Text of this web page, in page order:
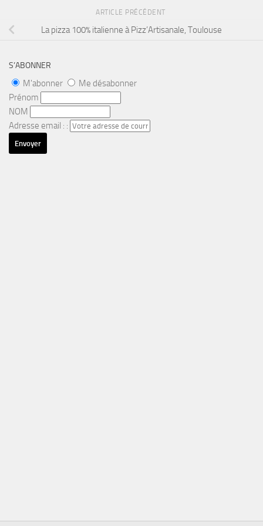
ARTICLE PRÉCÉDENT
La pizza 100% italienne à Pizz’Artisanale, Toulouse
S’ABONNER
M'abonner
Me désabonner
Prénom
NOM
Adresse email : :